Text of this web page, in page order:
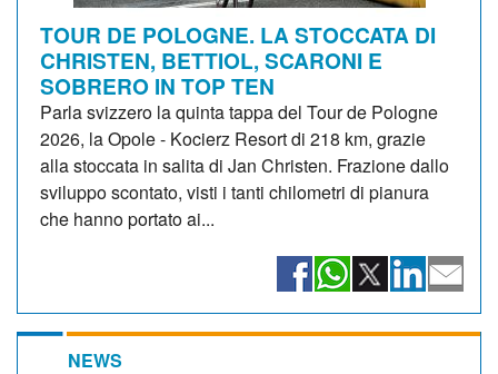
TOUR DE POLOGNE. LA STOCCATA DI
CHRISTEN, BETTIOL, SCARONI E
SOBRERO IN TOP TEN
Parla svizzero la quinta tappa del Tour de Pologne
2026, la Opole - Kocierz Resort di 218 km, grazie
alla stoccata in salita di Jan Christen. Frazione dallo
sviluppo scontato, visti i tanti chilometri di pianura
che hanno portato ai...
NEWS